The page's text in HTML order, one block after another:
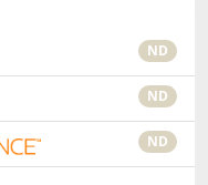
ND
ND
ND